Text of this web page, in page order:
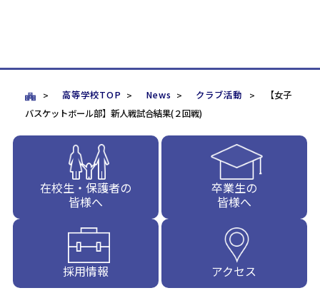
高等学校TOP News クラブ活動
【女子
バスケットボール部】新人戦試合結果(２回戦)
在校生・保護者の
皆様へ
卒業生の
皆様へ
採用情報 アクセス